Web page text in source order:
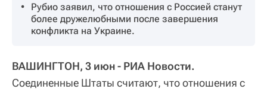
Рубио заявил, что отношения с Россией станут
более дружелюбными после завершения
конфликта на Украине.
ВАШИНГТОН, 3 июн - РИА Новости.
Соединенные Штаты считают, что отношения с